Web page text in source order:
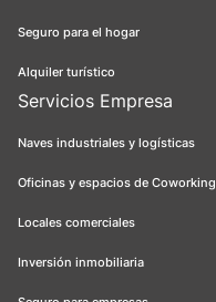
Seguro para el hogar
Alquiler turístico
Servicios Empresa
Naves industriales y logísticas
Oficinas y espacios de Coworking
Locales comerciales
Inversión inmobiliaria